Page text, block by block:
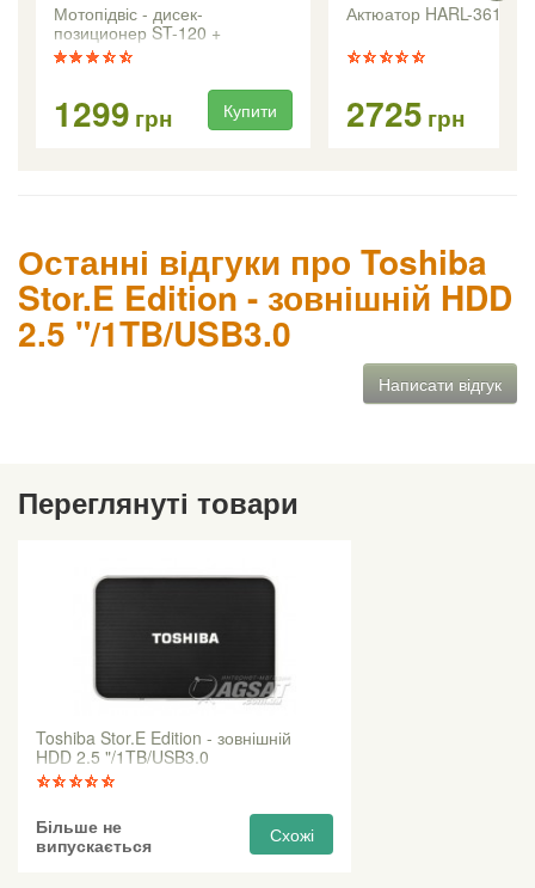
Мотопідвіс - дисек-
позиционер ST-120 +
1299 грн Купити
Актюатор HARL-3618 +
2725 грн
Останні відгуки про Toshiba
Stor.E Edition - зовнішній HDD
2.5 "/1TB/USB3.0
Написати відгук
Переглянуті товари
Toshiba Stor.E Edition - зовнішній
HDD 2.5 "/1TB/USB3.0
Більше не
випускається
Схожі